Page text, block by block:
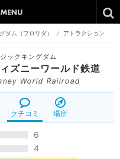
ダム（フロリダ） / アトラクション
ックキングダム
ズニーワールド鉄道
World Railroad
クチコミ 場所
6
4